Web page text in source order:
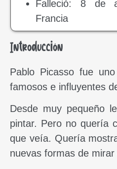
Falleció: 8 de
Francia
Introducción
Pablo Picasso fue
famosos e influyentes
Desde muy pequeño
pintar. Pero no quería
que veía. Quería
nuevas formas de mirar